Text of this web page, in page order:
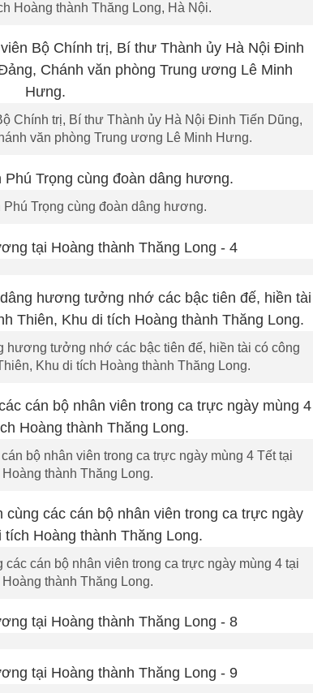
Hoàng thành Thăng Long, Hà Nội.
Chính trị, Bí thư Thành ủy Hà Nội Đinh Tiến Dũng,
văn phòng Trung ương Lê Minh Hưng.
Trọng cùng đoàn dâng hương.
hương tưởng nhớ các bậc tiên đế, hiền tài có công
Khu di tích Hoàng thành Thăng Long.
bộ nhân viên trong ca trực ngày mùng 4 Tết tại
thành Thăng Long.
cán bộ nhân viên trong ca trực ngày mùng 4 tại
thành Thăng Long.